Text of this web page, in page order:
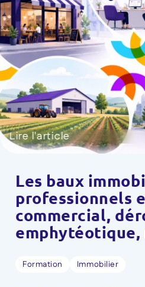
Lire l'article
Les baux
professionnels
commercial,
emphytéotique,
Formation Immobilier